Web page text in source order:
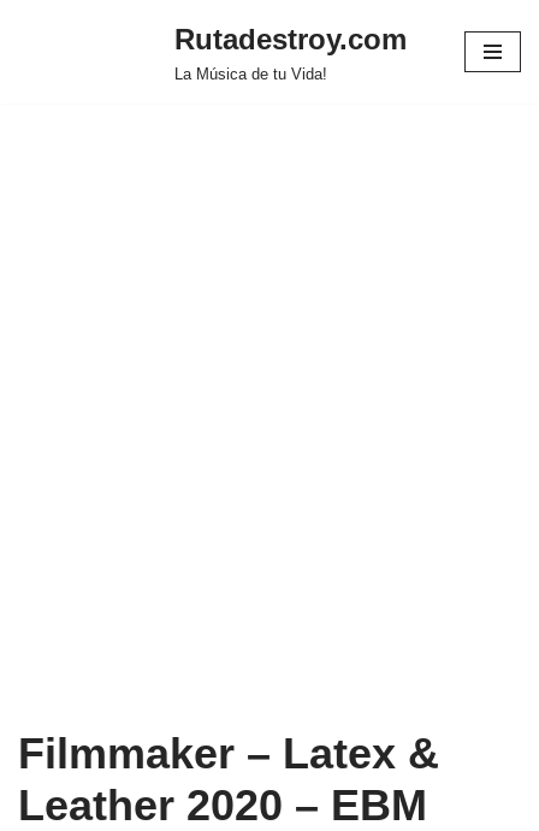
Rutadestroy.com
La Música de tu Vida!
Filmmaker ‎– Latex &
Leather 2020 – EBM